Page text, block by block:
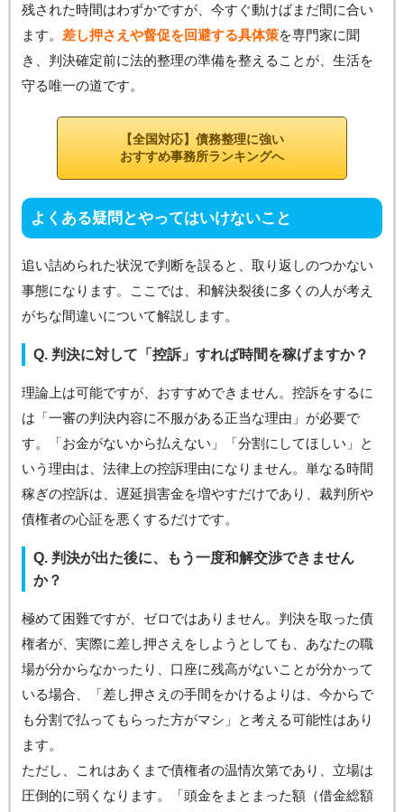
残された時間はわずかですが、今すぐ動けばまだ間に合い
ます。 差し押さえや督促を回避する具体策を専門家に聞
き、判決確定前に法的整理の準備を整えることが、生活を
守る唯一の道です。
【全国対応】債務整理に強い
おすすめ事務所ランキングへ
よくある疑問とやってはいけないこと
追い詰められた状況で判断を誤ると、取り返しのつかない
事態になります。ここでは、和解決裂後に多くの人が考え
がちな間違いについて解説します。
Q. 判決に対して「控訴」すれば時間を稼げますか？
理論上は可能ですが、おすすめできません。控訴をするに
は「一審の判決内容に不服がある正当な理由」が必要で
す。「お金がないから払えない」「分割にしてほしい」と
いう理由は、法律上の控訴理由になりません。単なる時間
稼ぎの控訴は、遅延損害金を増やすだけであり、裁判所や
債権者の心証を悪くするだけです。
Q. 判決が出た後に、もう一度和解交渉できません
か？
極めて困難ですが、ゼロではありません。判決を取った債
権者が、実際に差し押さえをしようとしても、あなたの職
場が分からなかったり、口座に残高がないことが分かって
いる場合、「差し押さえの手間をかけるよりは、今からで
も分割で払ってもらった方がマシ」と考える可能性はあり
ます。
ただし、これはあくまで債権者の温情次第であり、立場は
圧倒的に弱くなります。「頭金をまとまった額（借金総額